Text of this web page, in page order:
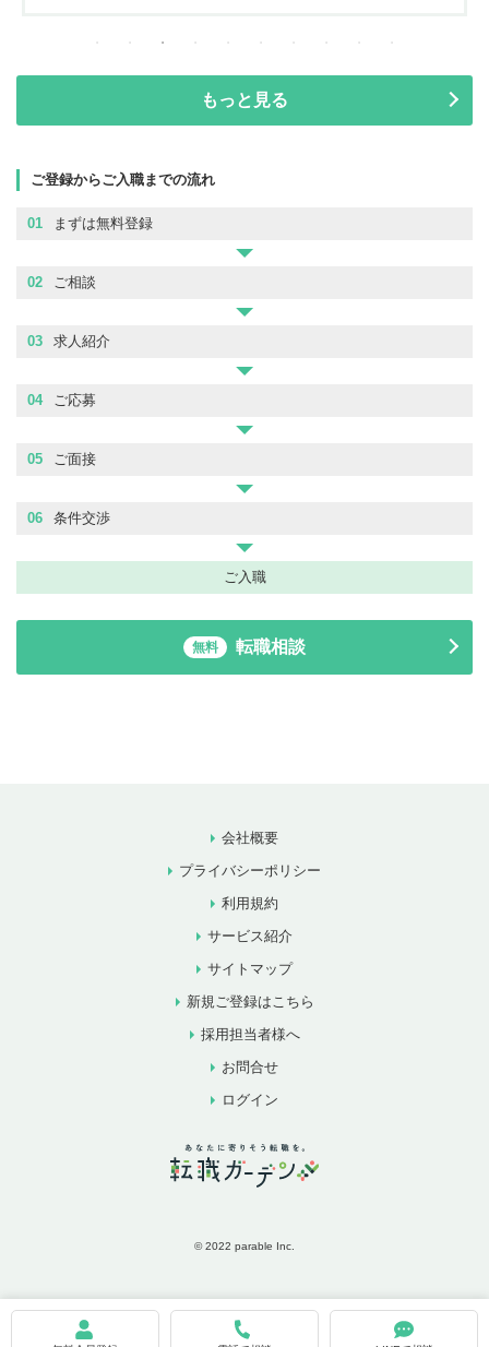
もっと見る
ご登録からご入職までの流れ
01 まずは無料登録
02 ご相談
03 求人紹介
04 ご応募
05 ご面接
06 条件交渉
ご入職
無料 転職相談
会社概要
プライバシーポリシー
利用規約
サービス紹介
サイトマップ
新規ご登録はこちら
採用担当者様へ
お問合せ
ログイン
© 2022 parable Inc.